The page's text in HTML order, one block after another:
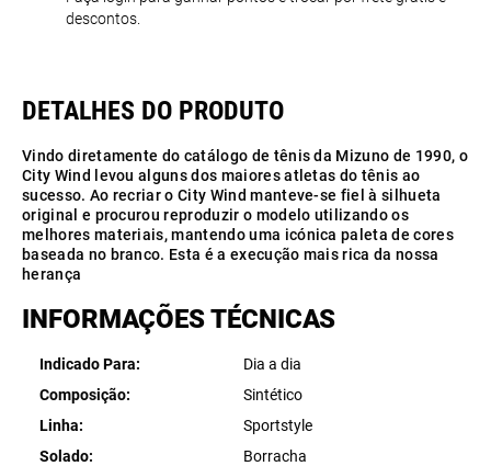
descontos.
Vindo diretamente do catálogo de tênis da Mizuno de 1990, o
City Wind levou alguns dos maiores atletas do tênis ao
sucesso. Ao recriar o City Wind manteve-se fiel à silhueta
original e procurou reproduzir o modelo utilizando os
melhores materiais, mantendo uma icónica paleta de cores
baseada no branco. Esta é a execução mais rica da nossa
herança
INFORMAÇÕES TÉCNICAS
Indicado Para
Dia a dia
Composição
Sintético
Linha
Sportstyle
Solado
Borracha